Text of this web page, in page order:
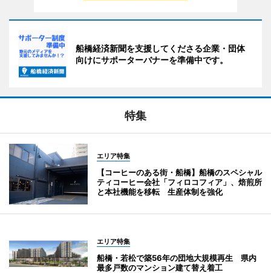
船橋経済新聞を支援してくださる企業・団体
向けにサポーターバナーを準備中です。
特集
エリア特集
【コーヒーのある街・船橋】船橋のスペシャル
ティコーヒー会社「フィロコフィア」、焙煎所
と本社機能を移転 生産体制を強化
エリア特集
船橋・若松で築56年の団地大規模再生 県内
最多戸数のマンション建て替え着工